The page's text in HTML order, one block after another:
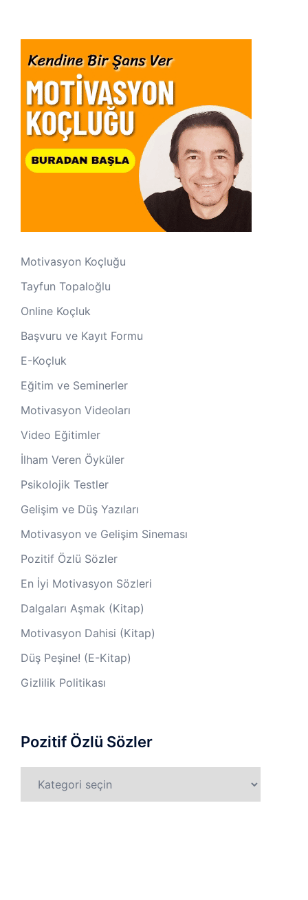
Motivasyon Koçluğu
Tayfun Topaloğlu
Online Koçluk
Başvuru ve Kayıt Formu
E-Koçluk
Eğitim ve Seminerler
Motivasyon Videoları
Video Eğitimler
İlham Veren Öyküler
Psikolojik Testler
Gelişim ve Düş Yazıları
Motivasyon ve Gelişim Sineması
Pozitif Özlü Sözler
En İyi Motivasyon Sözleri
Dalgaları Aşmak (Kitap)
Motivasyon Dahisi (Kitap)
Düş Peşine! (E-Kitap)
Gizlilik Politikası
Pozitif Özlü Sözler